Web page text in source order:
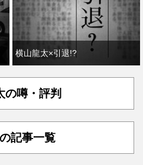
横山龍太×引退!?
の噂・評判
記事一覧